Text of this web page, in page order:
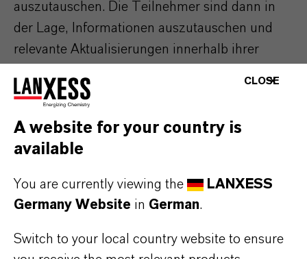
auszutauschen. Die Teilnehmer sind dann in
der Lage, Informationen auszutauschen und
relevante Aktualisierungen innerhalb ihrer
bereitzustellen.
CLOSE
A website for your country is
available
You are currently viewing the
LANXESS
Germany Website in German.
Switch to your local country website to ensure